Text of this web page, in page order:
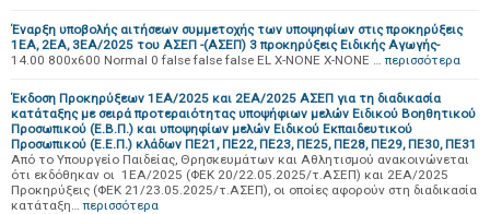
Έναρξη υποβολής αιτήσεων συμμετοχής των υποψηφίων στις προκηρύξεις
1ΕΑ, 2ΕΑ, 3ΕΑ/2025 του ΑΣΕΠ -(ΑΣΕΠ) 3 προκηρύξεις Ειδικής Αγωγής-
14.00 800x600 Normal 0 false false false EL X-NONE X-NONE … περισσότερα
Έκδοση Προκηρύξεων 1ΕΑ/2025 και 2ΕΑ/2025 ΑΣΕΠ για τη διαδικασία
κατάταξης με σειρά προτεραιότητας υποψήφιων μελών Ειδικού Βοηθητικού
Προσωπικού (Ε.Β.Π.) και υποψηφίων μελών Ειδικού Εκπαιδευτικού
Προσωπικού (Ε.Ε.Π.) κλάδων ΠΕ21, ΠΕ22, ΠΕ23, ΠΕ25, ΠΕ28, ΠΕ29, ΠΕ30, ΠΕ31
Από το Υπουργείο Παιδείας, Θρησκευμάτων και Αθλητισμού ανακοινώνεται
ότι εκδόθηκαν οι 1ΕΑ/2025 (ΦΕΚ 20/22.05.2025/τ.ΑΣΕΠ) και 2ΕΑ/2025
Προκηρύξεις (ΦΕΚ 21/23.05.2025/τ.ΑΣΕΠ), οι οποίες αφορούν στη διαδικασία
κατάταξη… περισσότερα